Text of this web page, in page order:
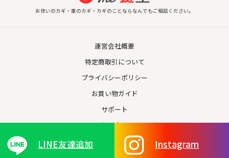
お住いのカギ・車のカギ・カギのことならなんでもご相談ください。
運営会社概要
特定商取引について
プライバシーポリシー
お買い物ガイド
サポート
お問合せ
© 2026 The鍵堂
LINE友達追加 Instagram